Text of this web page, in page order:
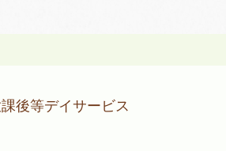
課後等デイサービス